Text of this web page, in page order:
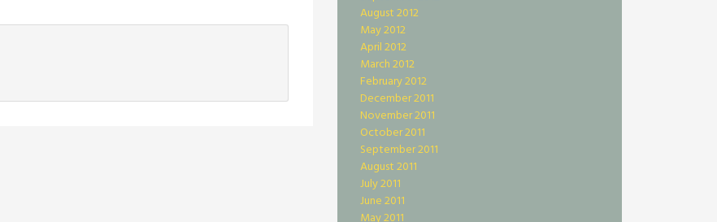
August 2012
May 2012
April 2012
March 2012
February 2012
December 2011
November 2011
October 2011
September 2011
August 2011
July 2011
June 2011